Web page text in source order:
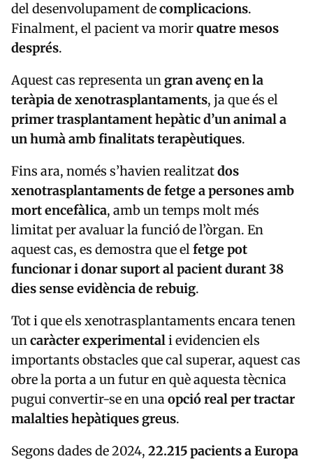
del desenvolupament decomplicacions.
Finalment, el pacient va morirquatre mesos
després.
Aquest cas representa ungran avenç en la
teràpia de xenotrasplantaments, ja que és el
primer trasplantament hepàtic d’un animal a
un humà amb finalitats terapèutiques.
Fins ara, només s’havien realitzatdos
xenotrasplantaments de fetge a persones amb
mort encefàlica, amb un temps molt més
limitat per avaluar la funció de l’òrgan. En
aquest cas, es demostra que elfetge pot
funcionar i donar suport al pacient durant 38
dies sense evidència de rebuig.
Tot i que els xenotrasplantaments encara tenen
uncaràcter experimentali evidencien els
importants obstacles que cal superar, aquest cas
obre la porta a un futur en què aquesta tècnica
pugui convertir-se en unaopció real per tractar
malalties hepàtiques greus.
Segons dades de 2024, 22.215 pacients a Europa